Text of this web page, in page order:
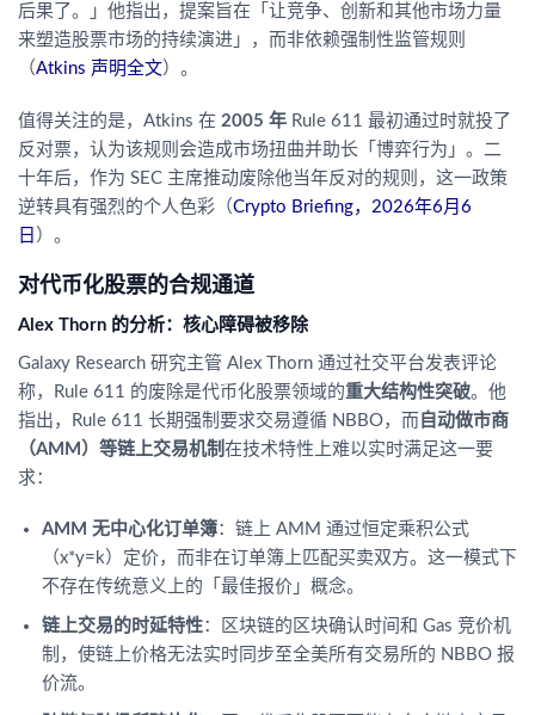
后果了。」他指出，提案旨在「让竞争、创新和其他市场力量
来塑造股票市场的持续演进」，而非依赖强制性监管规则
（Atkins 声明全文）。
值得关注的是，Atkins 在 2005 年 Rule 611 最初通过时就投了
反对票，认为该规则会造成市场扭曲并助长「博弈行为」。二
十年后，作为 SEC 主席推动废除他当年反对的规则，这一政策
逆转具有强烈的个人色彩（Crypto Briefing，2026年6月6
日 ）。
对代币化股票的合规通道
Alex Thorn 的分析：核心障碍被移除
Galaxy Research 研究主管 Alex Thorn 通过社交平台发表评论
称，Rule 611 的废除是代币化股票领域的重大结构性突破。他
指出，Rule 611 长期强制要求交易遵循 NBBO，而 自动做市商
（AMM）等链上交易机制 在技术特性上难以实时满足这一要
求：
AMM 无中心化订单簿：链上 AMM 通过恒定乘积公式
（x*y=k）定价，而非在订单簿上匹配买卖双方。这一模式下
不存在传统意义上的「最佳报价」概念。
链上交易的时延特性：区块链的区块确认时间和 Gas 竞价机
制，使链上价格无法实时同步至全美所有交易所的 NBBO 报
价流。